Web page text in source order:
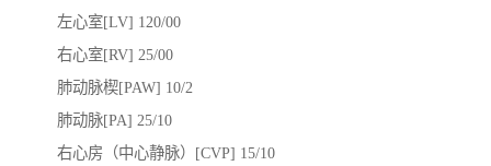
左心室[LV] 120/00
右心室[RV] 25/00
肺动脉楔[PAW] 10/2
肺动脉[PA] 25/10
右心房（中心静脉）[CVP] 15/10